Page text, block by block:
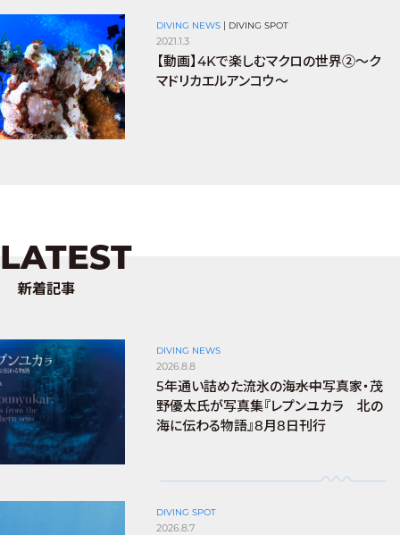
DIVING NEWS | DIVING SPOT
2021.1.3
【動画】4Kで楽しむマクロの世界②〜ク
マドリカエルアンコウ〜
LATEST
新着記事
DIVING NEWS
2026.8.8
5年通い詰めた流氷の海――水中写真家・茂
野優太氏が写真集『レプンユカラ 北の
海に伝わる物語』8月8日刊行
DIVING SPOT
2026.8.7